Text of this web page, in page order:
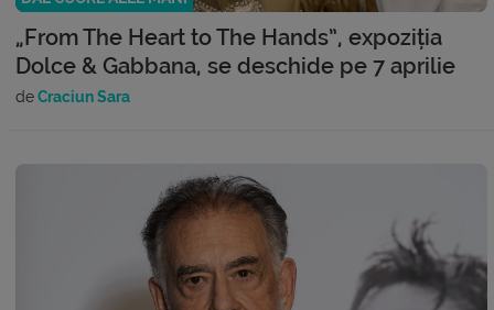
„From The Heart to The Hands”, expoziția
Dolce & Gabbana, se deschide pe 7 aprilie
deCraciun Sara